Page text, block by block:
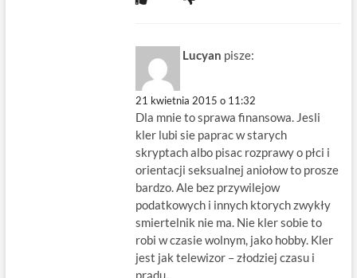
Lucyan pisze:
21 kwietnia 2015 o 11:32
Dla mnie to sprawa finansowa. Jesli
kler lubi sie paprac w starych
skryptach albo pisac rozprawy o płci i
orientacji seksualnej aniołow to prosze
bardzo. Ale bez przywilejow
podatkowych i innych ktorych zwykły
smiertelnik nie ma. Nie kler sobie to
robi w czasie wolnym, jako hobby. Kler
jest jak telewizor – złodziej czasu i
prądu.